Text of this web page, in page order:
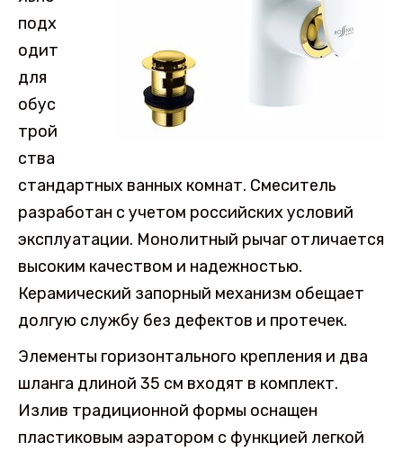
подх
одит
для
обус
трой
ства
стандартных ванных комнат. Смеситель
разработан с учетом российских условий
эксплуатации. Монолитный рычаг отличается
высоким качеством и надежностью.
Керамический запорный механизм обещает
долгую службу без дефектов и протечек.
Элементы горизонтального крепления и два
шланга длиной 35 см входят в комплект.
Излив традиционной формы оснащен
пластиковым аэратором с функцией легкой